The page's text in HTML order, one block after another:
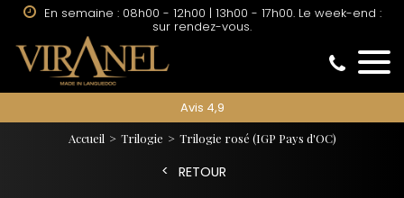
sur rendez-vous.
Avis 4,9
Accueil Trilogie Trilogie rosé (IGP Pays d'OC)
RETOUR